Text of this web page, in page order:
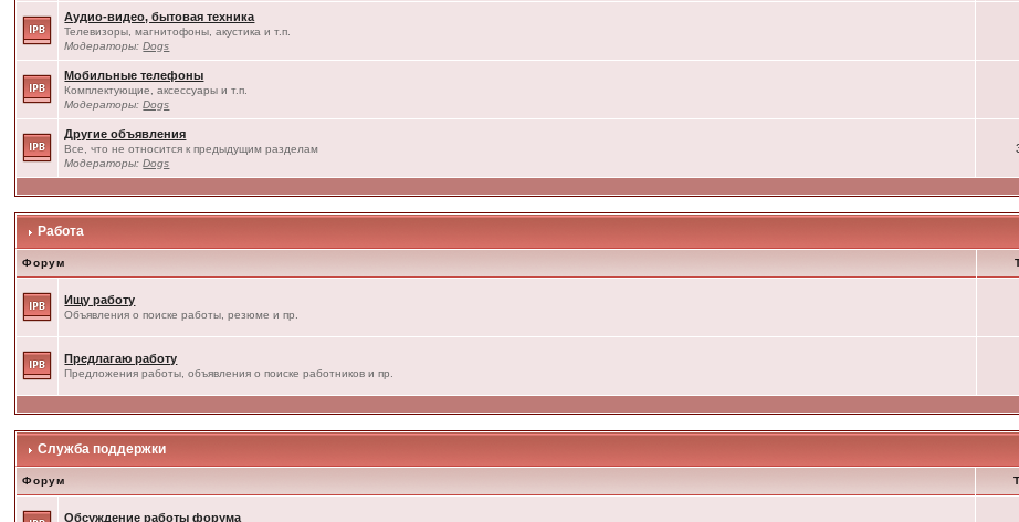
Аудио-видео, бытовая техника
Телевизоры, магнитофоны, акустика и т.п.
Модераторы:Dogs
Мобильные телефоны
Комплектующие, аксессуары и т.п.
Модераторы:Dogs
Другие объявления
Все, что не относится к предыдущим разделам
Модераторы:Dogs
Работа
Форум
Ищу работу
Объявления о поиске работы, резюме и пр.
Предлагаю работу
Предложения работы, объявления о поиске работников и пр.
Служба поддержки
Форум
Обсуждение работы форума